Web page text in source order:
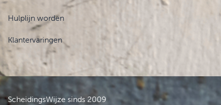
Hulplijn worden
Klantervaringen
ScheidingsWijze sinds 2009